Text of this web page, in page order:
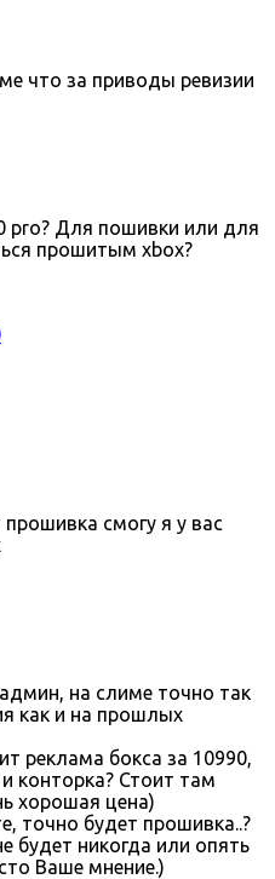
что за приводы ревизии
pro? Для пошивки или для
прошитым xbox?
смогу я у вас
на слиме точно так
как и на прошлых
реклама бокса за 10990,
конторка? Стоит там
хорошая цена)
точно будет прошивка..?
будет никогда или опять
Ваше мнение.)